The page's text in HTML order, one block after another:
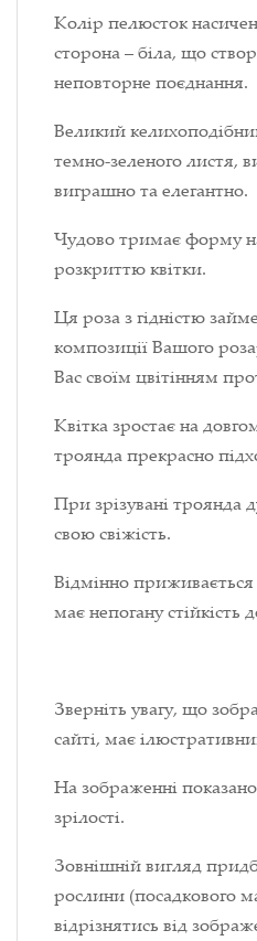
Колір пелюсток
сторона – біла, що
неповторне поєднання.
Великий
темно-зеленого листя,
виграшно та елегантно.
Чудово тримає форму
розкриттю квітки.
Ця роза з гідністю
композиції Вашого
Вас своїм цвітінням
Квітка зростає на
троянда прекрасно
При зрізувані троянда
свою свіжість.
Відмінно приживається
має непогану стійкість
Зверніть увагу, що
сайті, має
На зображенні показано
зрілості.
Зовнішній вигляд
рослини (посадкового
відрізнятись від